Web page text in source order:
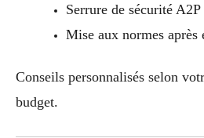
Serrure de sécurité A2P
Mise aux normes après
Conseils personnalisés selon
budget.